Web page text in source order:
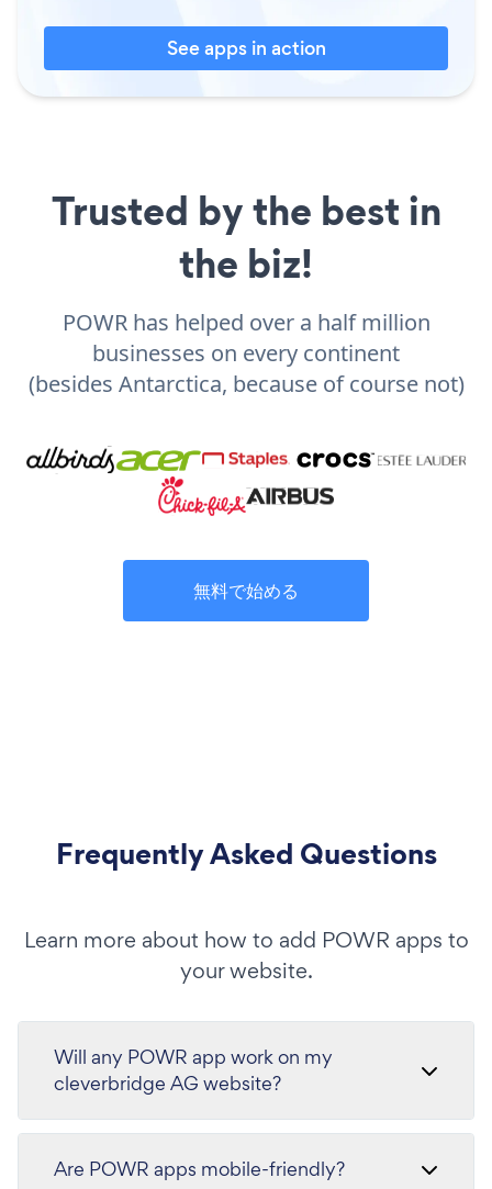
See apps in action
Trusted by the best in
the biz!
POWR has helped over a half million
businesses on every continent
(besides Antarctica, because of course not)
無料で始める
Frequently Asked Questions
Learn more about how to add POWR apps to
your website.
Will any POWR app work on my
cleverbridge AG website?
Are POWR apps mobile-friendly?